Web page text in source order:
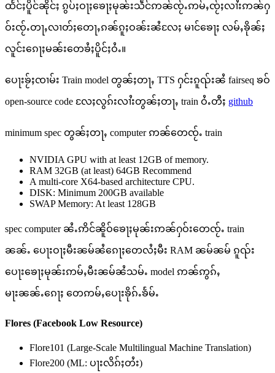
ထႅင်ႈပိူင်ၼိုင်ႈ ၵွပ်ႈဝႃႈၶေႃႈမုၼ်းသဵင်ဢၼ်ၸႂ်ႉဢမ်ႇၸႂ်ႈလၢႆးဢၼ်ႁ
ဝ်းၸႂ်ႉတႃႇလၢတ်ႈတေႃႇၵၼ်ၵူႈဝၼ်းၼႆလႄႈ မၢင်ၶေႃႈ လမ်ႇၶိုၼ်ႈ
လူင်းၵေႃႈမၼ်းတေၶႆႈပိူင်ႈဝႆႉ။
ပေႃးၶႂ်ႈၸၢမ်း Train model တွၼ်ႈတႃႇ TTS ႁင်းၵူၺ်းၼႆ fairseq ၶဝ်
open-source code လႄႈလွၵ်းလၢႆးတွၼ်ႈတႃႇ train ဝႆႉတီႈ github
minimum spec တွၼ်ႈတႃႇ computer ဢၼ်တေၸႂ်ႉ train
NVIDIA GPU with at least 12GB of memory.
RAM 32GB (at least) 64GB Recommend
A multi-core X64-based architecture CPU.
DISK: Minimum 200GB available
SWAP Memory: At least 128GB
spec computer ၼႆႉဢိင်ၼိူဝ်ၶေႃႈမုၼ်းဢၼ်ႁဝ်းတေၸႂ်ႉ train
ၼၼ်ႉ ပေႃးဝႃႈမီးၼမ်ၼႆၵေႃႈတေလႆႈမီး RAM ၼမ်ၼမ် ၵူၺ်း
ပေႃးၶေႃႈမုၼ်းဢမ်ႇမီးၼမ်ၼႆသမ်ႉ model ဢၼ်ဢွၵ်ႇ
မႃးၼၼ်ႉၵေႃႈ တေဢမ်ႇပေႃးၶိုၵ်ႉၶႅမ်ႉ
Flores (Facebook Low Resource)
Flore101 (Large-Scale Multilingual Machine Translation)
Flore200 (ML: ပႃးလိၵ်ႈတႆး)